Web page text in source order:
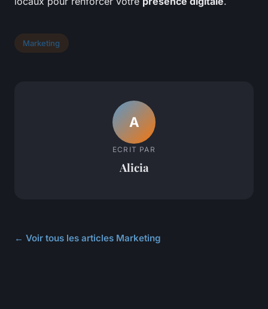
Marketing
A
ECRIT PAR
Alicia
← Voir tous les articles Marketing